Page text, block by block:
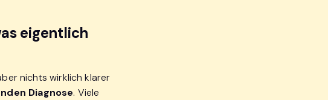
eigentlich
nichts wirklich klarer
Diagnose. Viele